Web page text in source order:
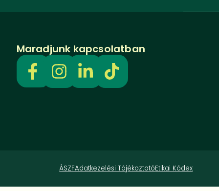
Maradjunk kapcsolatban
Etikai Kódex
Adatkezelési Tájékoztató
ÁSZF